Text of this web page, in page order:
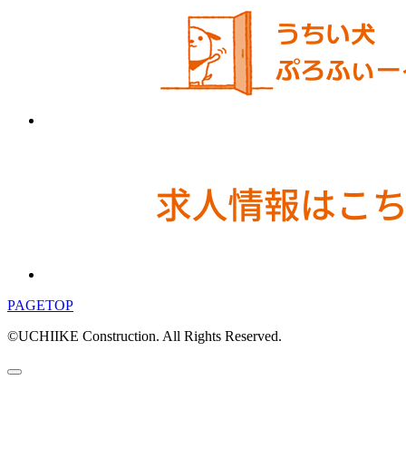
PAGETOP
©UCHIIKE Construction. All Rights Reserved.